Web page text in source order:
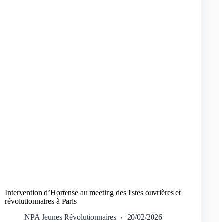
Intervention d’Hortense au meeting des listes ouvrières et
révolutionnaires à Paris
NPA Jeunes Révolutionnaires
20/02/2026